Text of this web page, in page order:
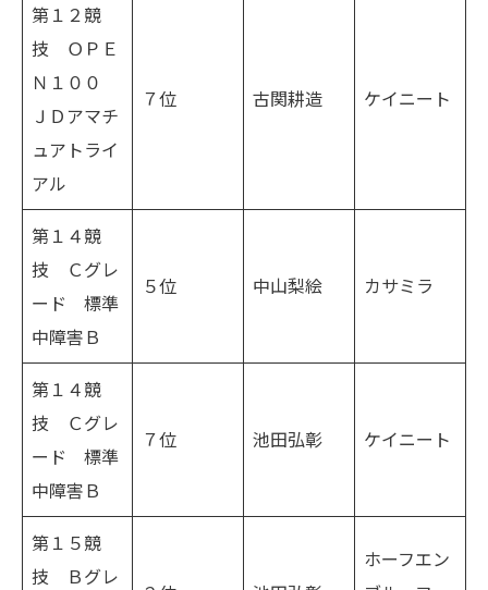
第１２競
技 ＯＰＥ
Ｎ１００
ＪＤアマチ
ュアトライ
アル
７位 古関耕造 ケイニート
第１４競
技 Ｃグレ
ード 標準
中障害Ｂ
５位 中山梨絵 カサミラ
第１４競
技 Ｃグレ
ード 標準
中障害Ｂ
７位 池田弘彰 ケイニート
第１５競
技 Ｂグレ
ホーフエン